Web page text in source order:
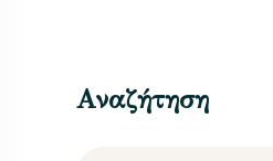
Αναζήτηση